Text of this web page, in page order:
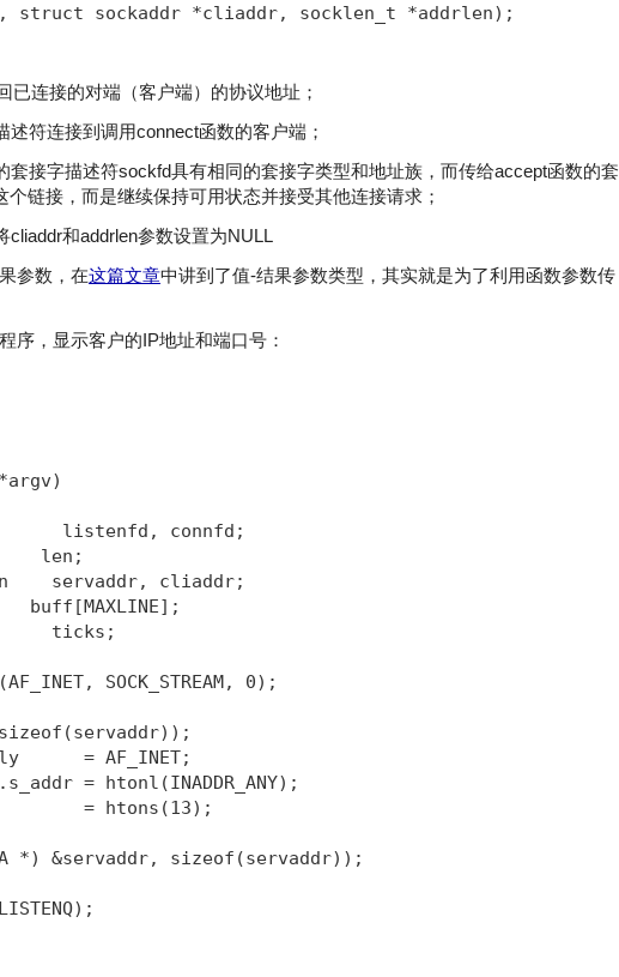
struct sockaddr *cliaddr, socklen_t *addrlen);
已连接的对端（客户端）的协议地址；
符连接到调用connect函数的客户端；
套接字描述符sockfd具有相同的套接字类型和地址族，而传给accept函数的套
链接，而是继续保持可用状态并接受其他连接请求；
和addrlen参数设置为NULL
参数，在这篇文章中讲到了值-结果参数类型，其实就是为了利用函数参数传
序，显示客户的IP地址和端口号：
listenfd, connfd;
len;
servaddr, cliaddr;
buff[MAXLINE];
ticks;
SOCK_STREAM, 0);
= AF_INET;
= htonl(INADDR_ANY);
= htons(13);
&servaddr, sizeof(servaddr));